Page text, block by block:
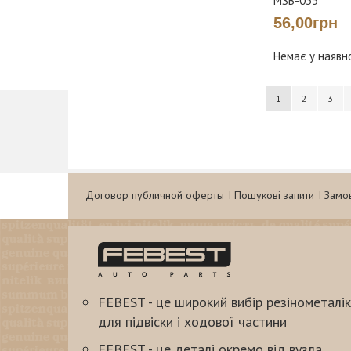
56,00грн
Немає у
Сторінка
You're currently
1 Сторінка
2 3
Договор публичной оферты Пошукові запити
FEBEST - це широкий вибір
для підвіски і ходової частини